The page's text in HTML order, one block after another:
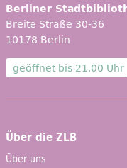
Berliner
Breite Straße 30-36
10178 Berlin
geöffnet bis 21.00 Uhr
Über die ZLB
Über uns